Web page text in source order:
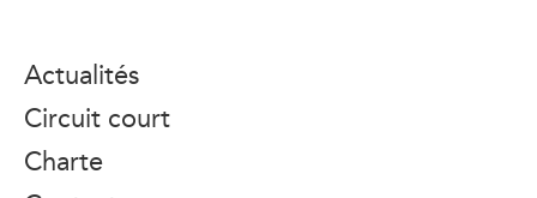
Actualités
Circuit court
Charte